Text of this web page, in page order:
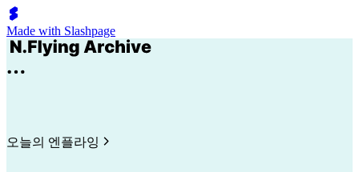
Made with Slashpage
오늘의 엔플라잉